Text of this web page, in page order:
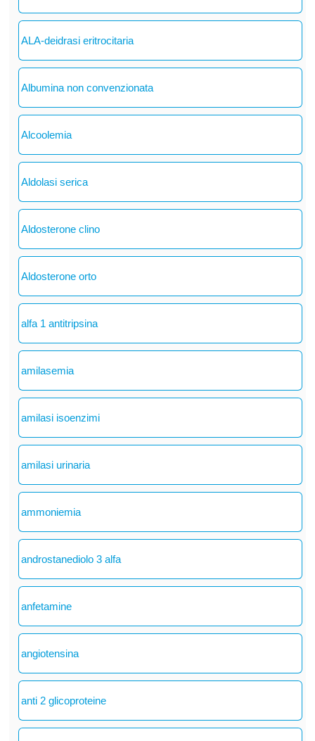
ALA-deidrasi eritrocitaria
Albumina non convenzionata
Alcoolemia
Aldolasi serica
Aldosterone clino
Aldosterone orto
alfa 1 antitripsina
amilasemia
amilasi isoenzimi
amilasi urinaria
ammoniemia
androstanediolo 3 alfa
anfetamine
angiotensina
anti 2 glicoproteine